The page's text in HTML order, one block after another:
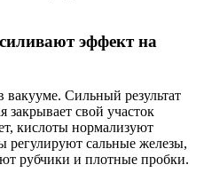
эффект на
вакууме. Сильный результат
закрывает свой участок
кислоты нормализуют
регулируют сальные железы,
рубчики и плотные пробки.